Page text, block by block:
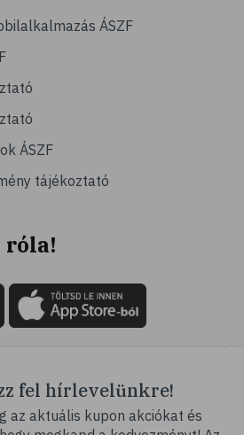
ÁSZF
ÁSZF
tájékoztató
róla!
fel hírlevelünkre!
az aktuális kupon akciókat és